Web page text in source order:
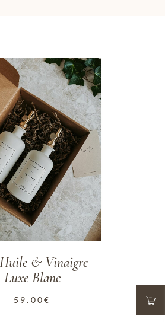
ADD TO WISHLIST
& Vinaigre
Luxe Blanc
59.00€